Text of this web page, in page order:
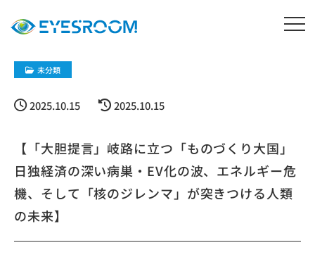
未分類
2025.10.15 2025.10.15
【「大胆提言」岐路に立つ「ものづくり大国」
日独経済の深い病巣・EV化の波、エネルギー危
機、そして「核のジレンマ」が突きつける人類
の未来】